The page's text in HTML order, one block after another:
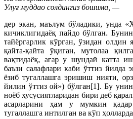
Улуғ муддао солдингиз бошима, —
дер экан, маълум бўладики, унда
кичиклигидаёқ пайдо бўлган.
тайёргарлик кўрган, ўзидан олдин
қайта-қайта ўқиган, мутолаа
вақтидаёқ, агар у шундай катта
баъзи салафлари каби ўттиз йилда
ёзиб тугаллашга эришиш нияти,
йилин ўттиз ой») бўлган[1]. Бу
ноёб хусусиятларидан бири деб
асарларини ҳам у мумкин
тугаллашга интилган ва кўп